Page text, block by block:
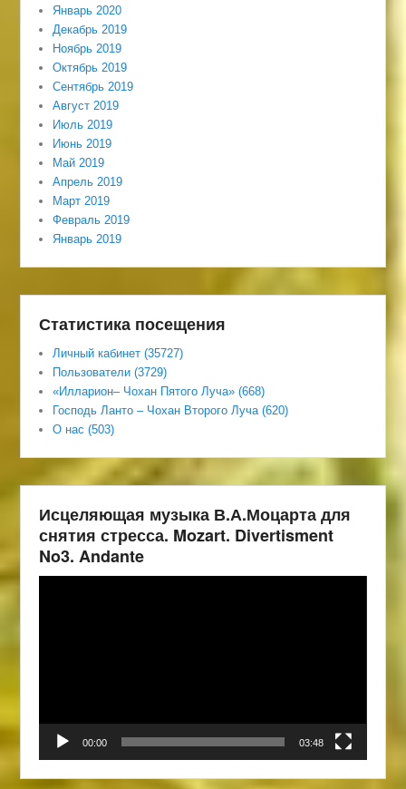
Январь 2020
Декабрь 2019
Ноябрь 2019
Октябрь 2019
Сентябрь 2019
Август 2019
Июль 2019
Июнь 2019
Май 2019
Апрель 2019
Март 2019
Февраль 2019
Январь 2019
Статистика посещения
Личный кабинет (35727)
Пользователи (3729)
«Илларион– Чохан Пятого Луча» (668)
Господь Ланто – Чохан Второго Луча (620)
О нас (503)
Исцеляющая музыка В.А.Моцарта для
снятия стресса. Mozart. Divertisment
No3. Andante
00:00 03:48